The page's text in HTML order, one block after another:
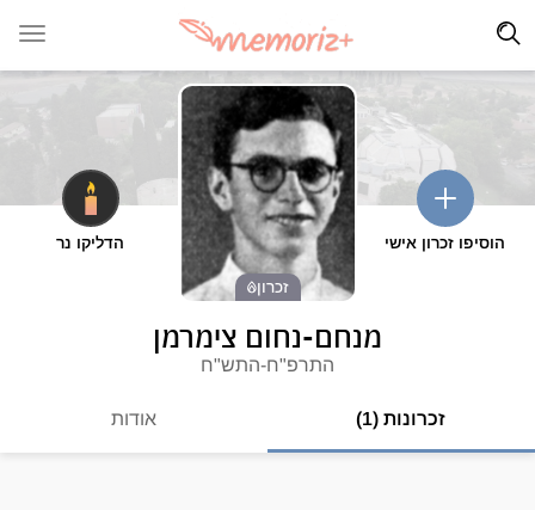
הוסיפו זכרון אישי
זכרון
הדליקו נר
מנחם-נחום צימרמן
התרפ"ח-התש"ח
זכרונות (1) אודות